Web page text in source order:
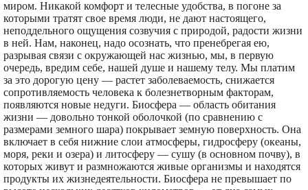
миром. Никакой комфорт и телесные удобства, в погоне за
которыми тратят свое время люди, не дают настоящего,
неподдельного ощущения созвучия с природой, радости жизни
в ней. Нам, наконец, надо осознать, что пренебрегая ею,
разрывая связи с окружающей нас жизнью, мы, в первую
очередь, вредим себе, нашей душе и нашему телу. Мы платим
за это дорогую цену — растет заболеваемость, снижается
сопротивляемость человека к болезнетворным факторам,
появляются новые недуги. Биосфера — область обитания
жизни — довольно тонкой оболочкой (по сравнению с
размерами земного шара) покрывает земную поверхность. Она
включает в себя нижние слои атмосферы, гидросферу (океаны,
моря, реки и озера) и литосферу — сушу (в основном почву), в
которых живут и размножаются живые организмы и находятся
продукты их жизнедеятельности. Биосфера не превышает по